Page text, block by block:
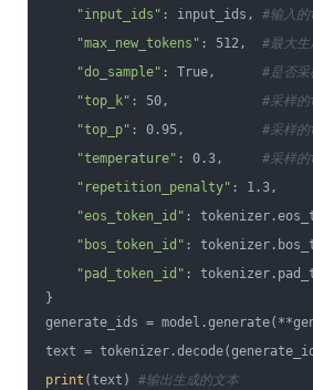
"input_ids" : input_ids, #输入
"max_new_tokens" : 512, #最大
"do_sample" : True, #是否采
"top_k" : 50, #采样
"top_p" : 0.95, #采样
"temperature" : 0.3, #采样
"repetition_penalty" :
"eos_token_id" :
"bos_token_id" :
"pad_token_id" :
}
generate_ids =
text =
print (text) #输出生成的文本